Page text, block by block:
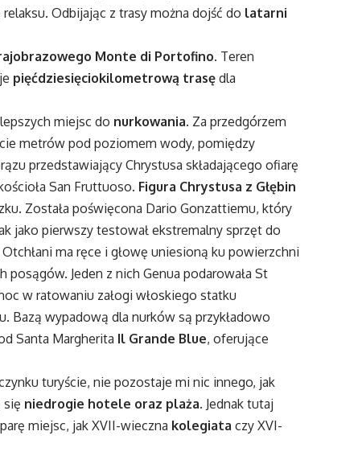
Odbijając z trasy można dojść do latarni
Monte di Portofino. Teren
pięćdziesięciokilometrową trasę dla
miejsc do nurkowania. Za przedgórzem
metrów pod poziomem wody, pomiędzy
przedstawiający Chrystusa składającego ofiarę
San Fruttuoso. Figura Chrystusa z Głębin
Została poświęcona Dario Gonzattiemu, który
jako pierwszy testował ekstremalny sprzęt do
ma ręce i głowę uniesioną ku powierzchni
Jeden z nich Genua podarowała St
w ratowaniu załogi włoskiego statku
Bazą wypadową dla nurków są przykładowo
Santa Margherita Il Grande Blue, oferujące
turyście, nie pozostaje mi nic innego, jak
się niedrogie hotele oraz plaża. Jednak tutaj
miejsc, jak XVII-wieczna kolegiata czy XVI-